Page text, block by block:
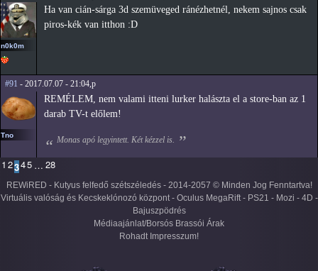
n0k0m
Ha van cián-sárga 3d szemüveged ránézhetnél, nekem sajnos csak
piros-kék van itthon :D
#91 - 2017.07.07 - 21:04,p
Tno
REMÉLEM, nem valami itteni lurker halászta el a store-ban az 1
darab TV-t előlem!
Monas apó legyintett. Két kézzel is.
1 2345 … 28
REWiRED - Kutyus felfedő szétszéledés - 2014-2057 © Minden Jog Fenntartva!
Virtuális valóság és Kecskeklónozó központ - Oculus MegaRift - PS21 - Mozi - 4D -
Bajuszpödrés
Médiaajánlat/Borsós Brassói Árak
Rohadt Impresszum!